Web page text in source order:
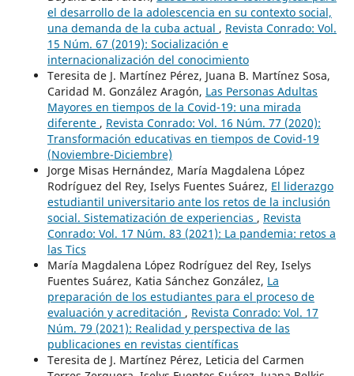
el desarrollo de la adolescencia en su contexto social,
una demanda de la cuba actual , Revista Conrado: Vol.
15 Núm. 67 (2019): Socialización e
internacionalización del conocimiento
Teresita de J. Martínez Pérez, Juana B. Martínez Sosa,
Caridad M. González Aragón, Las Personas Adultas
Mayores en tiempos de la Covid-19: una mirada
diferente , Revista Conrado: Vol. 16 Núm. 77 (2020):
Transformación educativas en tiempos de Covid-19
(Noviembre-Diciembre)
Jorge Misas Hernández, María Magdalena López
Rodríguez del Rey, Iselys Fuentes Suárez, El liderazgo
estudiantil universitario ante los retos de la inclusión
social. Sistematización de experiencias , Revista
Conrado: Vol. 17 Núm. 83 (2021): La pandemia: retos a
las Tics
María Magdalena López Rodríguez del Rey, Iselys
Fuentes Suárez, Katia Sánchez González, La
preparación de los estudiantes para el proceso de
evaluación y acreditación , Revista Conrado: Vol. 17
Núm. 79 (2021): Realidad y perspectiva de las
publicaciones en revistas científicas
Teresita de J. Martínez Pérez, Leticia del Carmen